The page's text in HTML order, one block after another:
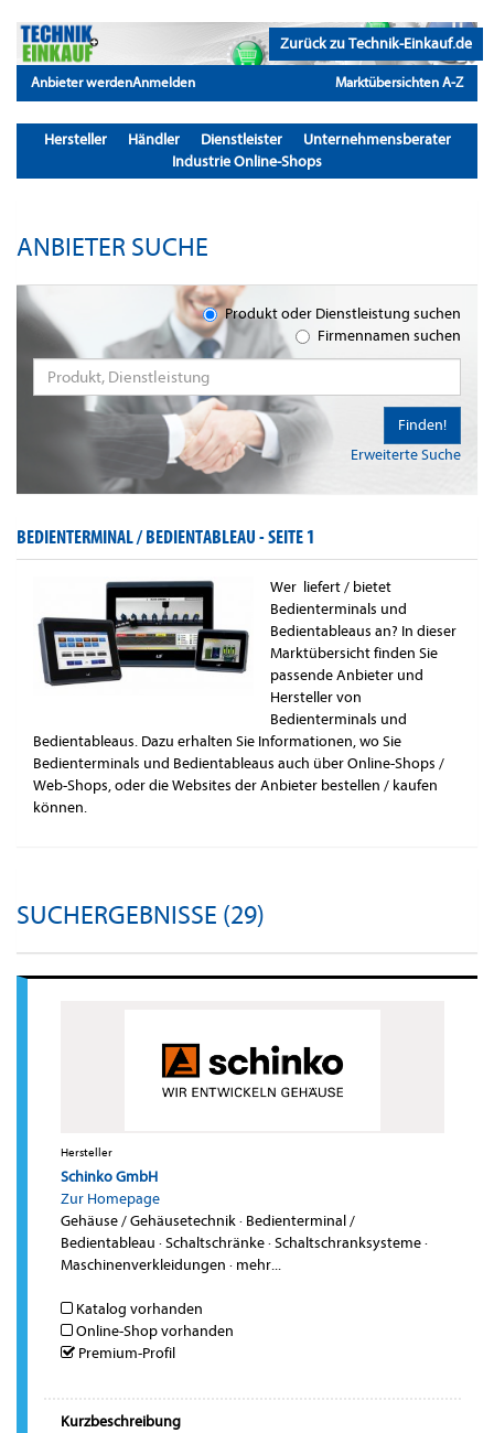
Zurück zu Technik-Einkauf.de
Anbieter werdenAnmelden Marktübersichten A-Z
Hersteller Händler Dienstleister
Unternehmensberater
Industrie Online-Shops
ANBIETER SUCHE
Produkt oder Dienstleistung suchen
Firmennamen suchen
Erweiterte Suche
Finden!
BEDIENTERMINAL / BEDIENTABLEAU -SEITE 1
Wer liefert / bietet
Bedienterminals und
Bedientableaus an? In dieser
Marktübersicht finden Sie
passende Anbieter und
Hersteller von
Bedienterminals und
Bedientableaus. Dazu erhalten Sie Informationen, wo Sie
Bedienterminals und Bedientableaus auch über Online-Shops /
Web-Shops, oder die Websites der Anbieter bestellen / kaufen
können.
SUCHERGEBNISSE (29)
Hersteller
Schinko GmbH
Zur Homepage
Gehäuse / Gehäusetechnik· Bedienterminal /
Bedientableau ·Schaltschränke·Schaltschranksysteme·
Maschinenverkleidungen · mehr...
Katalog vorhanden
Online-Shop vorhanden
Premium-Profil
Kurzbeschreibung